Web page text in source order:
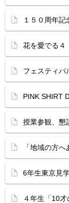
１５０周年
花を愛でる４
フェスティバ
PINK SHIRT
授業参観、懇
「地域の方へ
6年生東京見
４年生「10才